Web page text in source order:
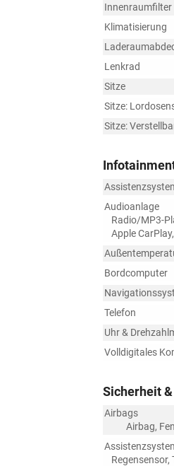
Innenraumfilter
Klimatisierung
Lenkrad
Sitze
Sitze:
Sitze:
Audioanlage
Radio/MP3-
Apple
Bordcomputer
Telefon
Uhr &
Volldigitales
Sicherheit
Airbags
Airbag,